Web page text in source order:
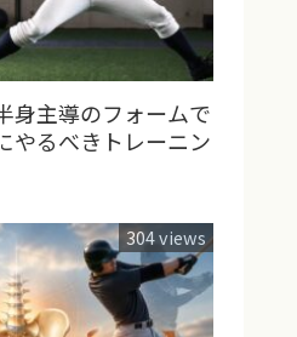
身主導のフォームで
やるべきトレーニン
304 views